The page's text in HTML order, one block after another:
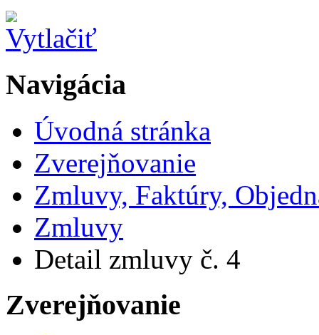
Navigácia
Úvodná stránka
Zverejňovanie
Zmluvy, Faktúry,
Zmluvy
Detail zmluvy č. 4
Zverejňovanie